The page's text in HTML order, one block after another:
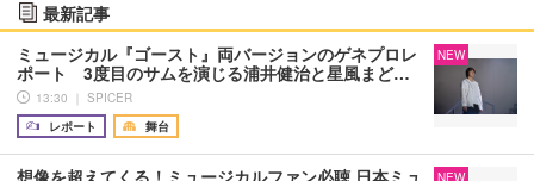
最新記事
ミュージカル『ゴースト』両バージョンのゲネプロレ
ポート 3度目のサムを演じる浦井健治と星風まど…
13:30 ｜ SPICER
レポート
舞台
NEW
NEW